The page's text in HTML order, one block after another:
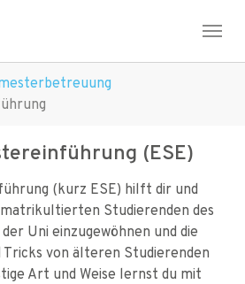
(ESE)
(kurz ESE) hilft dir und
Studierenden des
Uni einzugewöhnen und die
Tricks von älteren Studierenden
Art und Weise lernst du mit